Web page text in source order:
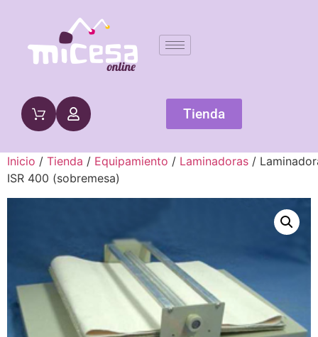
Tienda
Inicio / Tienda / Equipamiento / Laminadoras /
ISR 400 (sobremesa)